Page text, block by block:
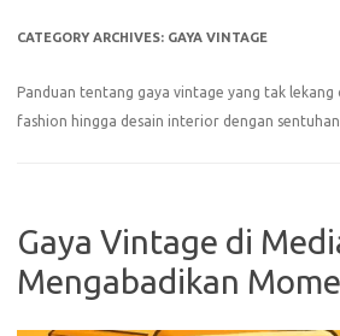
CATEGORY ARCHIVES: GAYA VINTAGE
Panduan tentang gaya vintage yang tak
fashion hingga desain interior dengan sentuhan
Gaya Vintage di
Mengabadikan